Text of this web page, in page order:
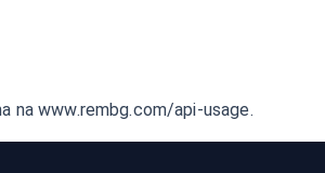
na www.rembg.com/api-usage.